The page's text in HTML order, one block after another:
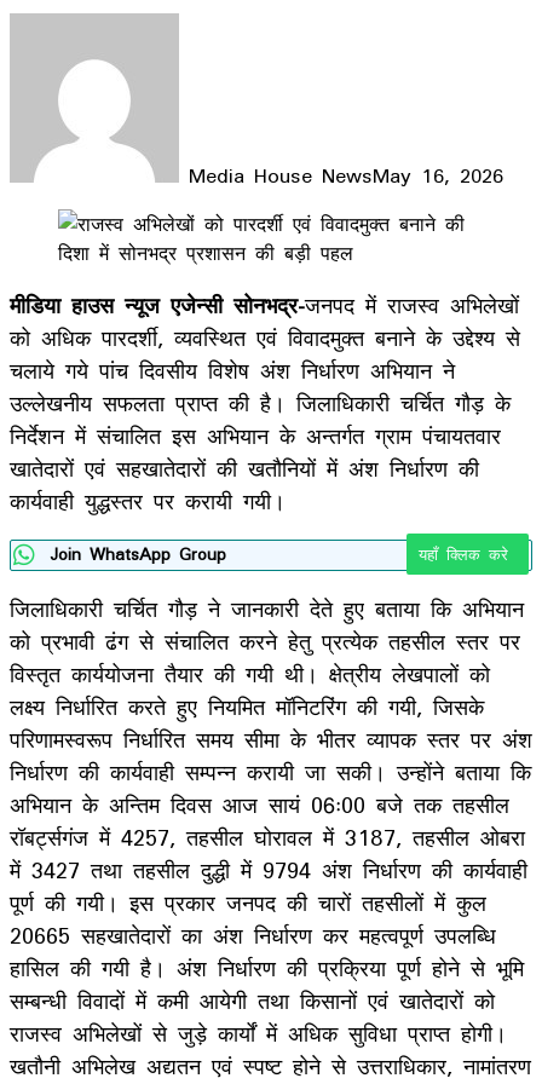
Media House NewsMay 16, 2026
Facebook
LinkedIn
WhatsApp
Telegram
मीडिया हाउस न्यूज एजेन्सी सोनभद्र-जनपद में राजस्व अभिलेखों
को अधिक पारदर्शी, व्यवस्थित एवं विवादमुक्त बनाने के उद्देश्य से
चलाये गये पांच दिवसीय विशेष अंश निर्धारण अभियान ने
उल्लेखनीय सफलता प्राप्त की है। जिलाधिकारी चर्चित गौड़ के
निर्देशन में संचालित इस अभियान के अन्तर्गत ग्राम पंचायतवार
खातेदारों एवं सहखातेदारों की खतौनियों में अंश निर्धारण की
कार्यवाही युद्धस्तर पर करायी गयी।
Join WhatsApp Group यहाँ क्लिक करे
जिलाधिकारी चर्चित गौड़ ने जानकारी देते हुए बताया कि अभियान
को प्रभावी ढंग से संचालित करने हेतु प्रत्येक तहसील स्तर पर
विस्तृत कार्ययोजना तैयार की गयी थी। क्षेत्रीय लेखपालों को
लक्ष्य निर्धारित करते हुए नियमित मॉनिटरिंग की गयी, जिसके
परिणामस्वरूप निर्धारित समय सीमा के भीतर व्यापक स्तर पर अंश
निर्धारण की कार्यवाही सम्पन्न करायी जा सकी। उन्होंने बताया कि
अभियान के अन्तिम दिवस आज सायं 06ः00 बजे तक तहसील
रॉबर्ट्सगंज में 4257, तहसील घोरावल में 3187, तहसील ओबरा
में 3427 तथा तहसील दुद्धी में 9794 अंश निर्धारण की कार्यवाही
पूर्ण की गयी। इस प्रकार जनपद की चारों तहसीलों में कुल
20665 सहखातेदारों का अंश निर्धारण कर महत्वपूर्ण उपलब्धि
हासिल की गयी है। अंश निर्धारण की प्रक्रिया पूर्ण होने से भूमि
सम्बन्धी विवादों में कमी आयेगी तथा किसानों एवं खातेदारों को
राजस्व अभिलेखों से जुड़े कार्यों में अधिक सुविधा प्राप्त होगी।
खतौनी अभिलेख अद्यतन एवं स्पष्ट होने से उत्तराधिकार, नामांतरण